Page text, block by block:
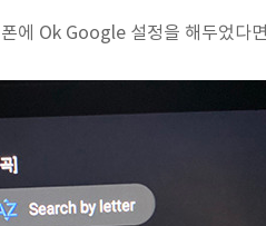
에 Ok Google 설정을 해두었다